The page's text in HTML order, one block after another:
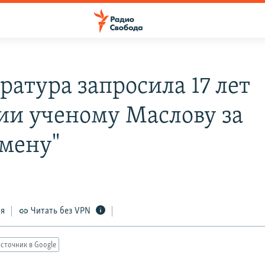
запросила 17 лет
ученому Маслову за
Читать без VPN
в Google